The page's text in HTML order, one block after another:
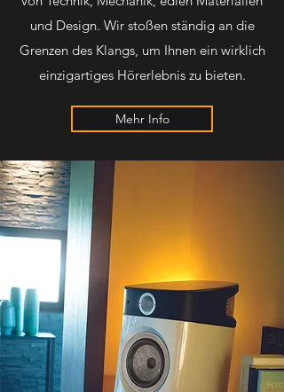
und Design. Wir stoßen ständig an die
Grenzen des Klangs, um Ihnen ein wirklich
einzigartiges Hörerlebnis zu bieten.
Mehr Info